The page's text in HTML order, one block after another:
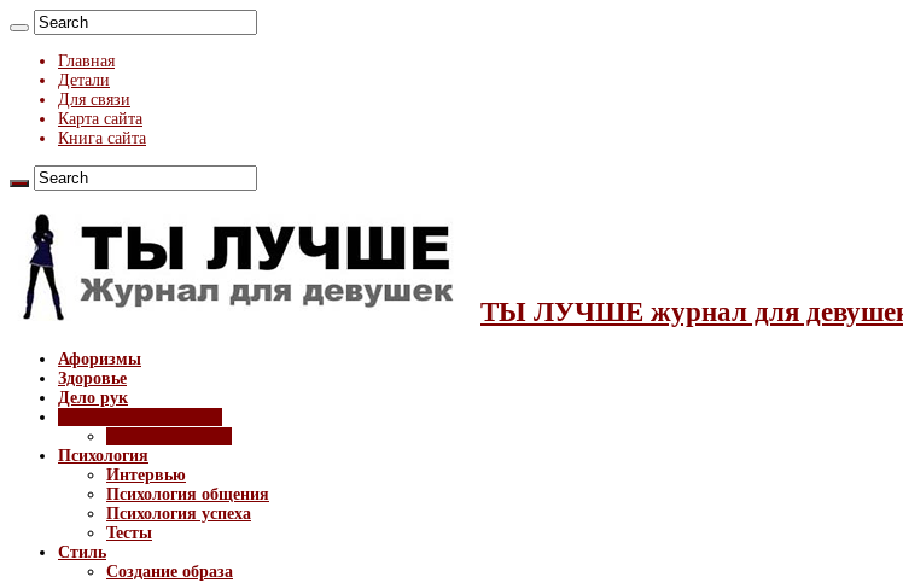
Главная
Детали
Для связи
Карта сайта
Книга сайта
ТЫ ЛУЧШЕ журнал для
Афоризмы
Здоровье
Дело рук
Психология
Интервью
Психология общения
Психология успеха
Тесты
Стиль
Создание образа